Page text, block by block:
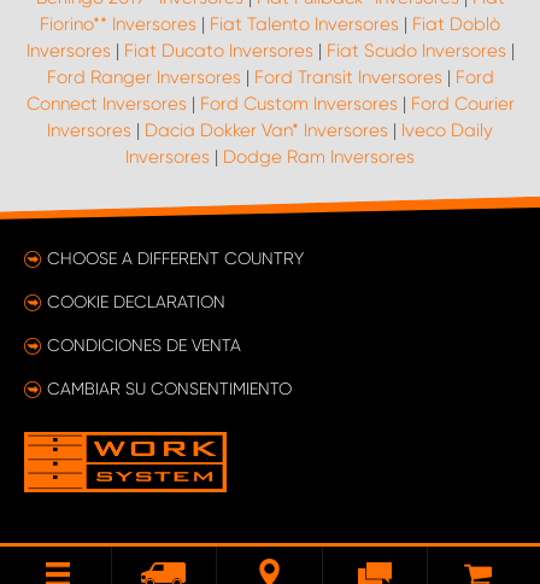
Fiorino** Inversores | Fiat Talento Inversores | Fiat Doblò
Inversores | Fiat Ducato Inversores | Fiat Scudo Inversores |
Ford Ranger Inversores | Ford Transit Inversores | Ford
Connect Inversores | Ford Custom Inversores | Ford Courier
Inversores | Dacia Dokker Van* Inversores | Iveco Daily
Inversores | Dodge Ram Inversores
CHOOSE A DIFFERENT COUNTRY
COOKIE DECLARATION
CONDICIONES DE VENTA
CAMBIAR SU CONSENTIMIENTO